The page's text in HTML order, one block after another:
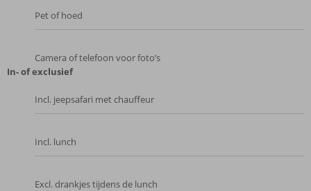
Pet of hoed
Camera of telefoon voor foto’s
In- of exclusief
Incl. jeepsafari met chauffeur
Incl. lunch
Excl. drankjes tijdens de lunch